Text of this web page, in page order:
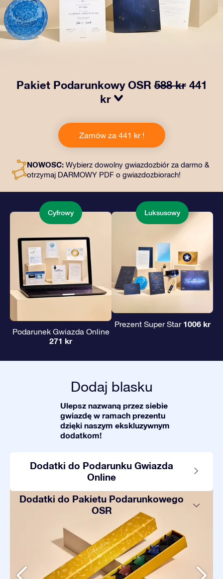
Pakiet Podarunkowy OSR588 kr 441
kr
naszemu OSR Gift Pack! Ten zestaw obejmuje piękną
kopertę i spersonalizowane dokumenty wysłane na
wybrany adres, a także dokumenty cyfrowe i bezpłatny
podarowanie wiecznego prezentu przyjaciołom i
bliskim.
Zamów za 441 kr !
NOWOŚĆ: Wybierz dowolny gwiazdozbiór za darmo &
otrzymaj DARMOWY PDF o gwiazdozbiorach!
Cyfrowy
Podarunek Gwiazda Online
271 kr
Luksusowy
Prezent Super Star 1006 kr
Dodaj blasku
Ulepsz nazwaną przez siebie
gwiazdę w ramach prezentu
dzięki naszym ekskluzywnym
dodatkom!
Dodatki do Podarunku Gwiazda
Online
Dodatki do Pakietu Podarunkowego
OSR